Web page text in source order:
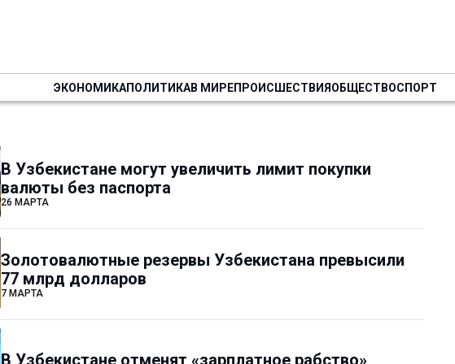
ЭКОНОМИКАПОЛИТИКАВ МИРЕПРОИСШЕСТВИЯОБЩЕСТВОСПОРТ
В Узбекистане могут увеличить лимит покупки
валюты без паспорта
26 МАРТА
Золотовалютные резервы Узбекистана превысили
77 млрд долларов
7 МАРТА
В Узбекистане отменят «зарплатное рабство»